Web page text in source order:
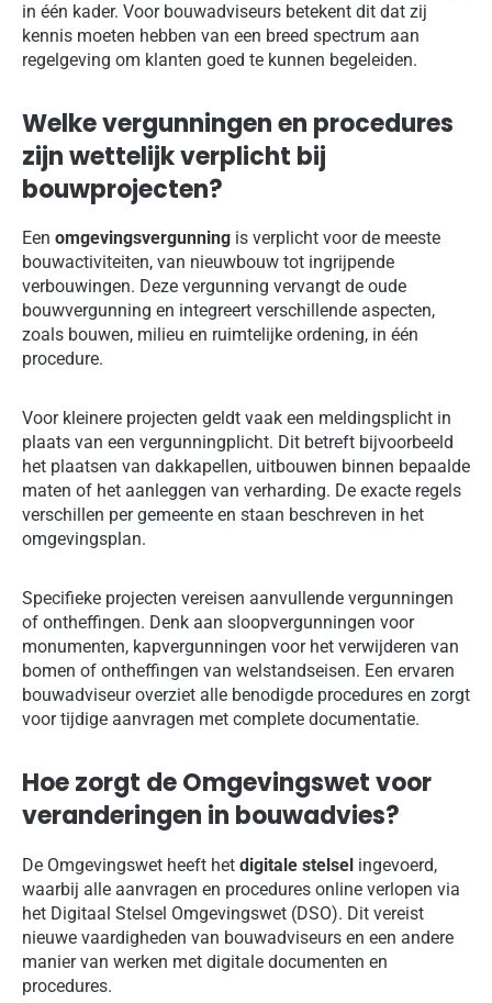
in één kader. Voor bouwadviseurs betekent dit dat zij
kennis moeten hebben van een breed spectrum aan
regelgeving om klanten goed te kunnen begeleiden.
Welke vergunningen en procedures
zijn wettelijk verplicht bij
bouwprojecten?
Een omgevingsvergunning is verplicht voor de meeste
bouwactiviteiten, van nieuwbouw tot ingrijpende
verbouwingen. Deze vergunning vervangt de oude
bouwvergunning en integreert verschillende aspecten,
zoals bouwen, milieu en ruimtelijke ordening, in één
procedure.
Voor kleinere projecten geldt vaak een meldingsplicht in
plaats van een vergunningplicht. Dit betreft bijvoorbeeld
het plaatsen van dakkapellen, uitbouwen binnen bepaalde
maten of het aanleggen van verharding. De exacte regels
verschillen per gemeente en staan beschreven in het
omgevingsplan.
Specifieke projecten vereisen aanvullende vergunningen
of ontheffingen. Denk aan sloopvergunningen voor
monumenten, kapvergunningen voor het verwijderen van
bomen of ontheffingen van welstandseisen. Een ervaren
bouwadviseur overziet alle benodigde procedures en zorgt
voor tijdige aanvragen met complete documentatie.
Hoe zorgt de Omgevingswet voor
veranderingen in bouwadvies?
De Omgevingswet heeft het digitale stelsel ingevoerd,
waarbij alle aanvragen en procedures online verlopen via
het Digitaal Stelsel Omgevingswet (DSO). Dit vereist
nieuwe vaardigheden van bouwadviseurs en een andere
manier van werken met digitale documenten en
procedures.